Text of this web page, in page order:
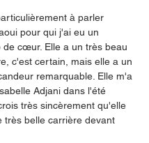
à parler
pour qui j'ai eu un
de cœur. Elle a un très beau
c'est certain, mais elle a un
remarquable. Elle m'a
Adjani dans l'été
très sincèrement qu'elle
très belle carrière devant